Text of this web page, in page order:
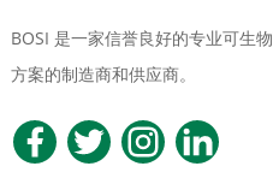
BOSI 是一家信誉良好的专业可生
方案的制造商和供应商。